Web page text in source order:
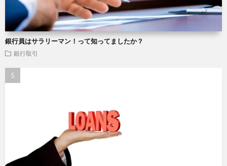
銀行員はサラリーマン！って知ってましたか？
銀行取引